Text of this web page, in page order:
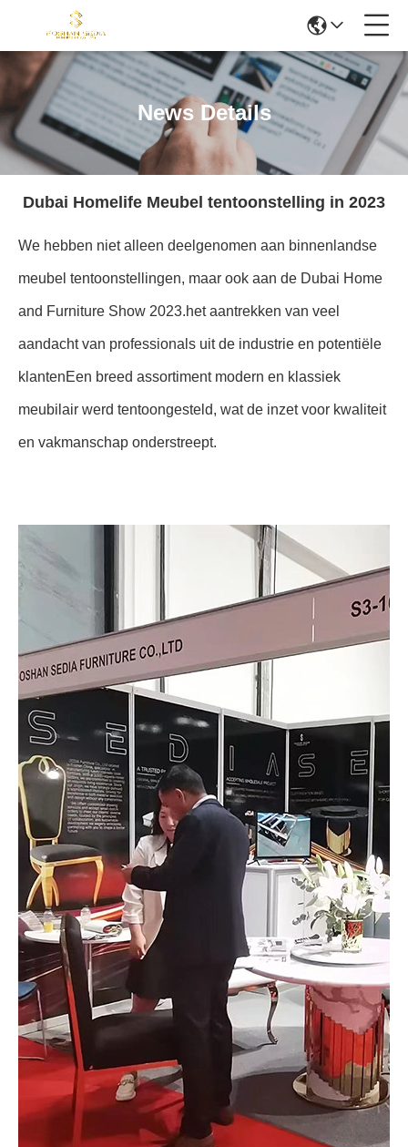
News Details
Dubai Homelife Meubel tentoonstelling in 2023
We hebben niet alleen deelgenomen aan binnenlandse
meubel tentoonstellingen, maar ook aan de Dubai Home
and Furniture Show 2023.het aantrekken van veel
aandacht van professionals uit de industrie en potentiële
klantenEen breed assortiment modern en klassiek
meubilair werd tentoongesteld, wat de inzet voor kwaliteit
en vakmanschap onderstreept.